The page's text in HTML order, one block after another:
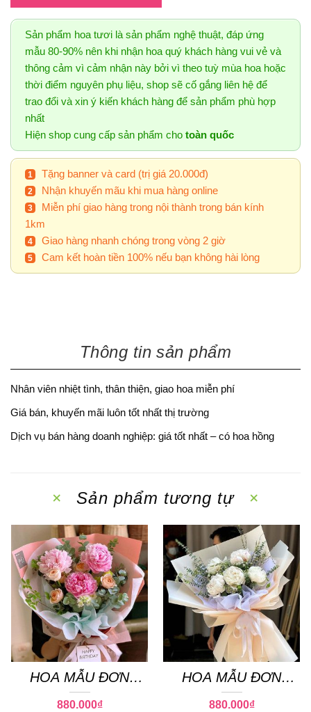
Sản phẩm hoa tươi là sản phẩm nghệ thuật, đáp ứng
mẫu 80-90% nên khi nhận hoa quý khách hàng vui vẻ và
thông cảm vì cảm nhận này bởi vì theo tuỳ mùa hoa hoặc
thời điểm nguyên phụ liệu, shop sẽ cố gắng liên hệ để
trao đổi và xin ý kiến khách hàng để sản phẩm phù hợp
nhất
Hiện shop cung cấp sản phẩm cho toàn quốc
Tặng banner và card (trị giá 20.000đ)
Nhận khuyến mãu khi mua hàng online
Miễn phí giao hàng trong nội thành trong bán kính
1km
Giao hàng nhanh chóng trong vòng 2 giờ
Cam kết hoàn tiền 100% nếu bạn không hài lòng
Thông tin sản phẩm
Nhân viên nhiệt tình, thân thiện, giao hoa miễn phí
Giá bán, khuyến mãi luôn tốt nhất thị trường
Dịch vụ bán hàng doanh nghiệp: giá tốt nhất – có hoa hồng
Sản phẩm tương tự
HOA MẪU ĐƠN
PEONY 09
880.000₫
HOA MẪU ĐƠN
PEONY 01
880.000₫